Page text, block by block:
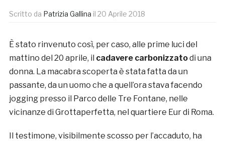
Scritto da Patrizia Gallina il 20 Aprile 2018
È stato rinvenuto così, per caso, alle prime luci del
mattino del 20 aprile, il cadavere carbonizzatodi una
donna. La macabra scoperta è stata fatta da un
passante, da un uomo che a quell’ora stava facendo
jogging presso il Parco delle Tre Fontane, nelle
vicinanze di Grottaperfetta, nel quartiere Eur di Roma.
Il testimone, visibilmente scosso per l’accaduto, ha